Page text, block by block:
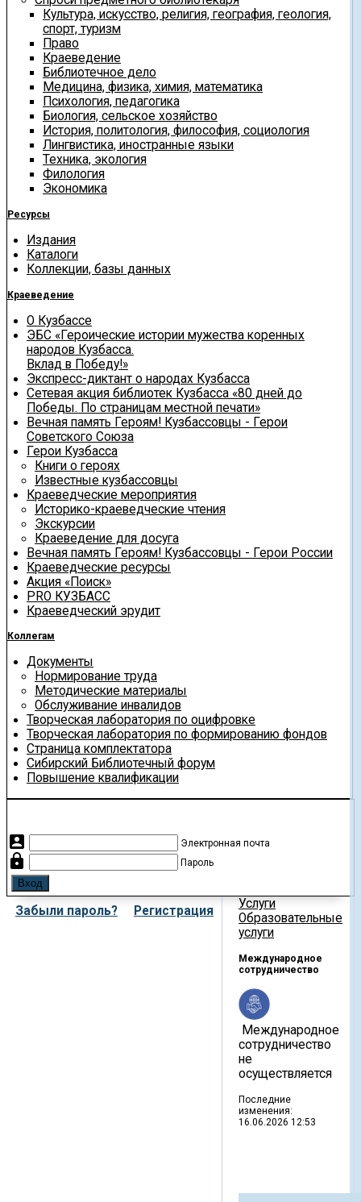
Культура, искусство, религия, география, геология,
спорт, туризм
Право
Краеведение
Библиотечное дело
Медицина, физика, химия, математика
Психология, педагогика
Биология, сельское хозяйство
История, политология, философия, социология
Лингвистика, иностранные языки
Техника, экология
Филология
Экономика
Ресурсы
Издания
Каталоги
Коллекции, базы данных
Краеведение
О Кузбассе
ЭБС «Героические истории мужества коренных
народов Кузбасса.
Вклад в Победу!»
Экспресс-диктант о народах Кузбасса
Сетевая акция библиотек Кузбасса «80 дней до
Победы. По страницам местной печати»
Вечная память Героям! Кузбассовцы - Герои
Советского Союза
Герои Кузбасса
Книги о героях
Известные кузбассовцы
Краеведческие мероприятия
Историко-краеведческие чтения
Экскурсии
Краеведение для досуга
Вечная память Героям! Кузбассовцы - Герои России
Краеведческие ресурсы
Акция «Поиск»
PRO КУЗБАСС
Краеведческий эрудит
Коллегам
Документы
Нормирование труда
Методические материалы
Обслуживание инвалидов
Творческая лаборатория по оцифровке
Творческая лаборатория по формированию фондов
Страница комплектатора
Сибирский Библиотечный форум
Повышение квалификации
account_box Электронная почта
lock Пароль
Забыли пароль? Регистрация
Услуги
Образовательные
услуги
Международное
сотрудничество
Международное
сотрудничество
не
осуществляется
Последние
изменения:
16.06.2026 12:53